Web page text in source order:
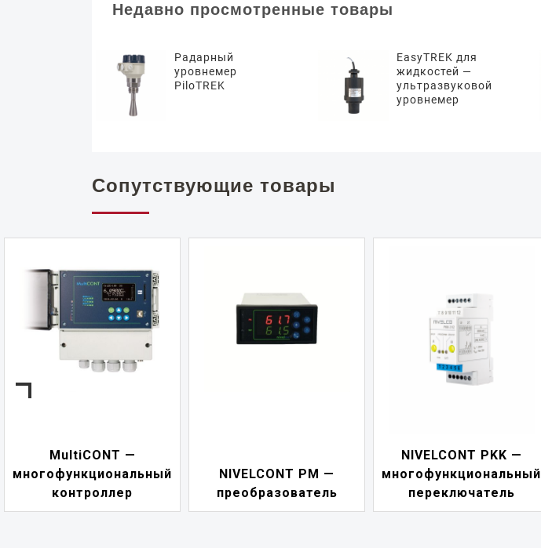
Недавно просмотренные товары
Радарный
уровнемер
PiloTREK
EasyTREK для
жидкостей —
ультразвуковой
уровнемер
Сопутствующие товары
MultiCONT —
многофункциональный
контроллер
NIVELCONT PM —
преобразователь
NIVELCONT PKK —
многофункциональный
переключатель